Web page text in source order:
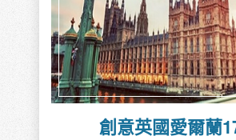
創意英國愛爾蘭